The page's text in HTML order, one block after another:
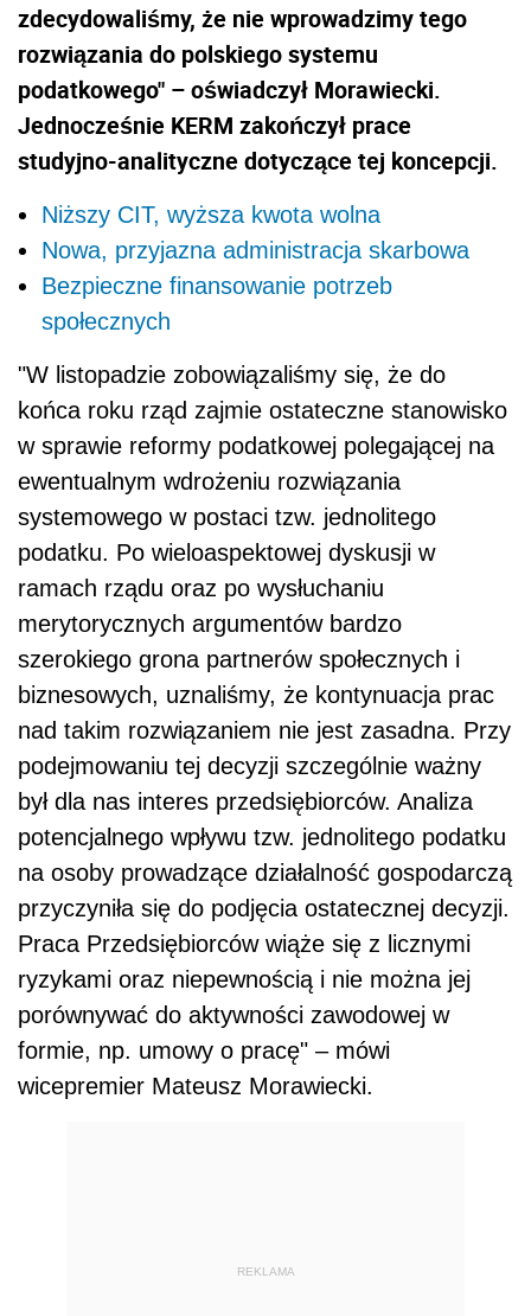
zdecydowaliśmy, że nie wprowadzimy tego
rozwiązania do polskiego systemu
podatkowego" – oświadczył Morawiecki.
Jednocześnie KERM zakończył prace
studyjno-analityczne dotyczące tej koncepcji.
Niższy CIT, wyższa kwota wolna
Nowa, przyjazna administracja skarbowa
Bezpieczne finansowanie potrzeb
społecznych
"W listopadzie zobowiązaliśmy się, że do
końca roku rząd zajmie ostateczne stanowisko
w sprawie reformy podatkowej polegającej na
ewentualnym wdrożeniu rozwiązania
systemowego w postaci tzw. jednolitego
podatku. Po wieloaspektowej dyskusji w
ramach rządu oraz po wysłuchaniu
merytorycznych argumentów bardzo
szerokiego grona partnerów społecznych i
biznesowych, uznaliśmy, że kontynuacja prac
nad takim rozwiązaniem nie jest zasadna. Przy
podejmowaniu tej decyzji szczególnie ważny
był dla nas interes przedsiębiorców. Analiza
potencjalnego wpływu tzw. jednolitego podatku
na osoby prowadzące działalność gospodarczą
przyczyniła się do podjęcia ostatecznej decyzji.
Praca Przedsiębiorców wiąże się z licznymi
ryzykami oraz niepewnością i nie można jej
porównywać do aktywności zawodowej w
formie, np. umowy o pracę" – mówi
wicepremier Mateusz Morawiecki.
REKLAMA